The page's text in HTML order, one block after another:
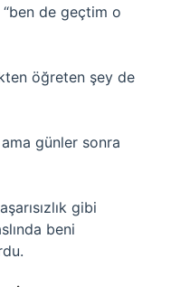
de geçtim o
öğreten şey de
günler sonra
gibi
beni